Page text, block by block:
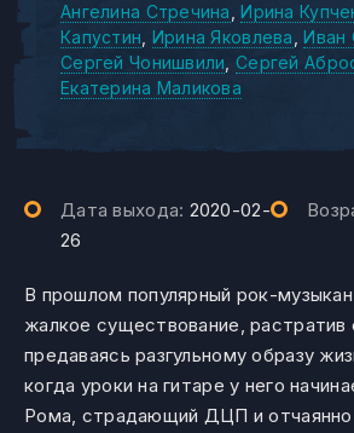
Ангелина Стречина
Ирина
Капустин Ирина Яковлева
Иван
Сергей Чонишвили Сергей
Екатерина Маликова
Дата выхода: 2020-02-
26
В прошлом популярный рок-
жалкое существование, растратив
предаваясь разгульному образу
когда уроки на гитаре у него
Рома, страдающий ДЦП и